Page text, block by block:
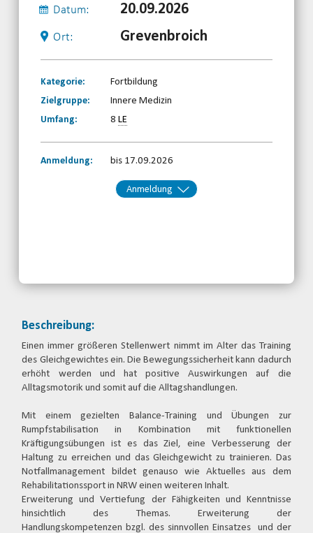
Datum: 20.09.2026
Ort: Grevenbroich
Kategorie:
Fortbildung
Zielgruppe:
Innere Medizin
Umfang:
8 LE
Anmeldung: bis 17.09.2026
Anmeldung
Beschreibung:
Einen immer größeren Stellenwert nimmt im Alter das Training
des Gleichgewichtes ein. Die Bewegungssicherheit kann dadurch
erhöht werden und hat positive Auswirkungen auf die
Alltagsmotorik und somit auf die Alltagshandlungen.
Mit einem gezielten Balance-Training und Übungen zur
Rumpfstabilisation in Kombination mit funktionellen
Kräftigungsübungen ist es das Ziel, eine Verbesserung der
Haltung zu erreichen und das Gleichgewicht zu trainieren. Das
Notfallmanagement bildet genauso wie Aktuelles aus dem
Rehabilitationssport in NRW einen weiteren Inhalt.
Erweiterung und Vertiefung der Fähigkeiten und Kenntnisse
hinsichtlich des Themas. Erweiterung der
Handlungskompetenzen bzgl. des sinnvollen Einsatzes und der